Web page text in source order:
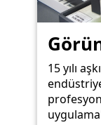
15 yılı